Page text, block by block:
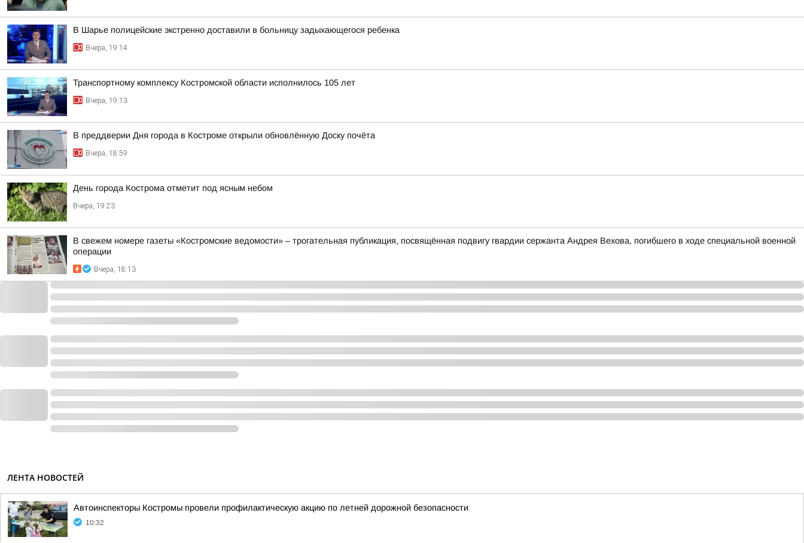
В Шарье полицейские экстренно доставили в больницу задыхающегося ребенка
Вчера, 19:14
Транспортному комплексу Костромской области исполнилось 105 лет
Вчера, 19:13
В преддверии Дня города в Костроме открыли обновлённую Доску почёта
Вчера, 18:59
День города Кострома отметит под ясным небом
Вчера, 19:23
В свежем номере газеты «Костромские ведомости» – трогательная публикация, посвящённая подвигу гвардии сержанта Андрея Вехова, погибшего в ходе специальной военной
операции
Вчера, 18:13
ЛЕНТА НОВОСТЕЙ
Автоинспекторы Костромы провели профилактическую акцию по летней дорожной безопасности
10:32